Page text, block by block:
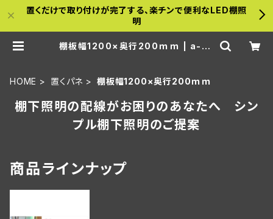
置くだけで取り付けが完了する、楽チンで便利なLED棚照
明
棚板幅1200×奥行200ｍｍ | a-ba
HOME 置くパネ 棚板幅1200×奥行200ｍｍ
棚下照明の配線がお困りのあなたへ シン
プル棚下照明のご提案
商品ラインナップ